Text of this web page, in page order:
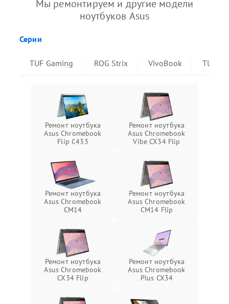
Мы ремонтируем и другие модели
ноутбуков Asus
Серии
TUF Gaming ROG Strix VivoBook TUF
Ремонт ноутбука
Asus Chromebook
Flip C433
Ремонт ноутбука
Asus Chromebook
Vibe CX34 Flip
Ремонт ноутбука
Asus Chromebook
CM14
Ремонт ноутбука
Asus Chromebook
CM14 Flip
Ремонт ноутбука
Asus Chromebook
CX34 Flip
Ремонт ноутбука
Asus Chromebook
Plus CX34